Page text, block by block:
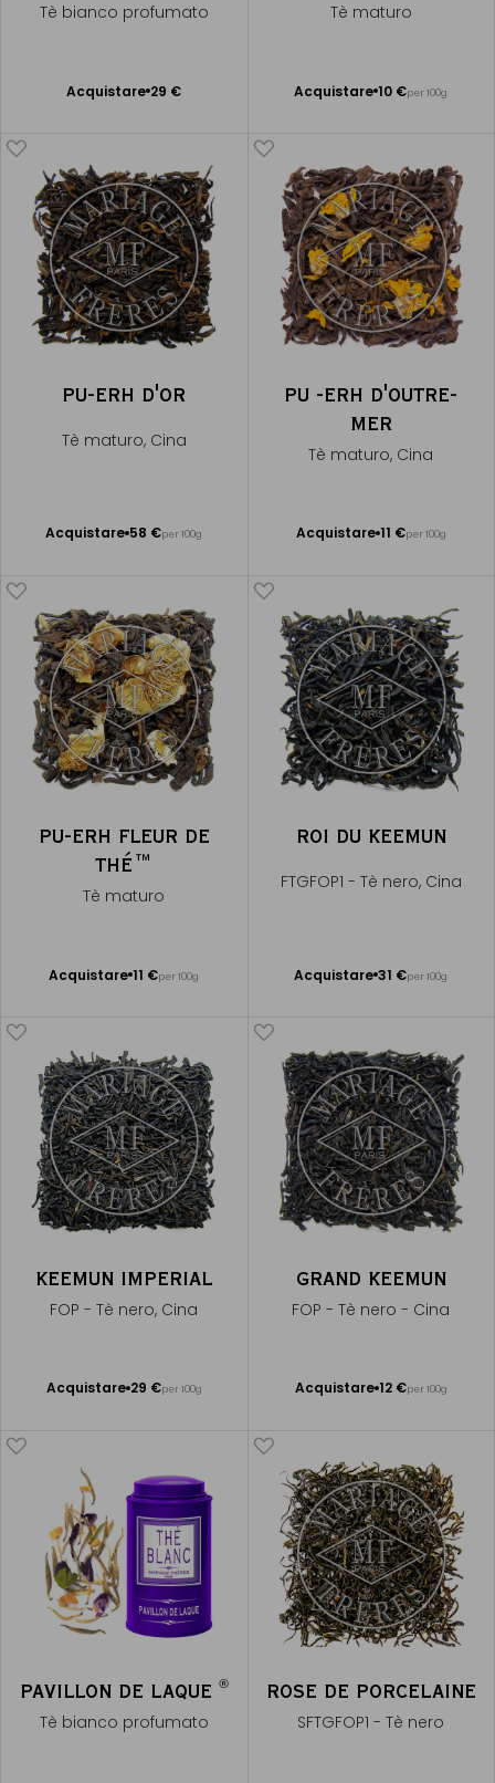
Tè bianco profumato
Acquistare 29 €
Aggiungere
Tè maturo
Acquistare 10 €per 100g
Aggiungere
PU-ERH D'OR
Tè maturo, Cina
Acquistare 58 €per 100g
Aggiungere
PU -ERH D'OUTRE-
MER
Tè maturo, Cina
Acquistare 11 €per 100g
Aggiungere
PU-ERH FLEUR DE
THÉ™
Tè maturo
Acquistare 11 €per 100g
Aggiungere
ROI DU KEEMUN
FTGFOP1 - Tè nero, Cina
Acquistare 31 €per 100g
Aggiungere
KEEMUN IMPERIAL
FOP - Tè nero, Cina
Acquistare 29 €per 100g
Aggiungere
GRAND KEEMUN
FOP - Tè nero - Cina
Acquistare 12 €per 100g
Aggiungere
PAVILLON DE LAQUE ®
Tè bianco profumato
ROSE DE PORCELAINE
SFTGFOP1 - Tè nero